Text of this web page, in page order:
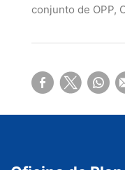
conjunto de OPP,